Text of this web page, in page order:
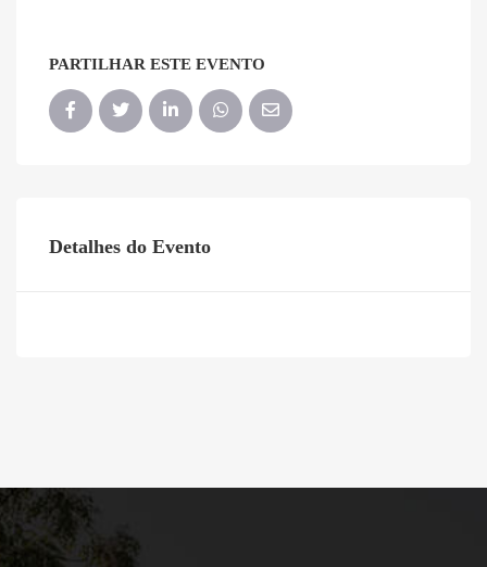
PARTILHAR ESTE EVENTO
Detalhes do Evento